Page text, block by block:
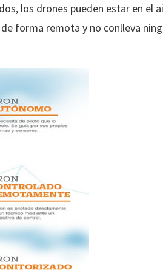
los drones pueden estar en el
forma remota y no conlleva